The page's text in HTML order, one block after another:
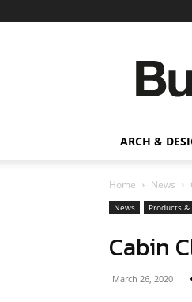
ARCH &
Home News
News Products &
Cabin
March 26, 2020